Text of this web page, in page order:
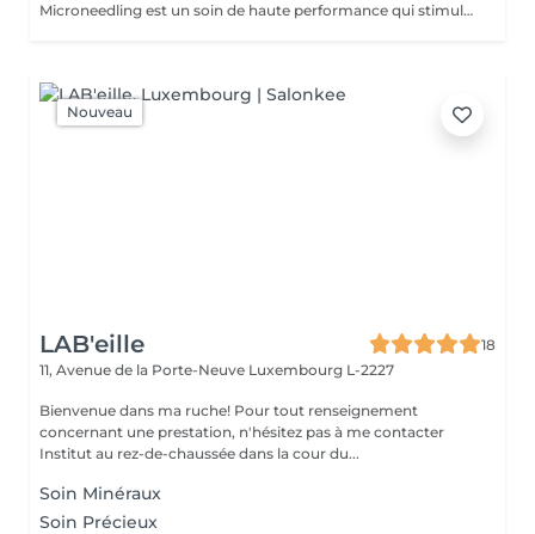
Microneedling est un soin de haute performance qui stimule naturellement la régénération cellulaire grâce à de micro-perforations contrôlées dans la peau. Ce processus active la production de collagène et d'élastine, améliorant visiblement la texture, la fermeté et la luminosité du visage. Indications principales du Microneedling : Acné & cicatrices d'acné réduit les marques, resserre les pores et lisse la surface cutanée. Taches pigmentaires & teint irrégulier atténue les taches brunes, le teint terne et uniformise la peau. Mélasma aide à contrôler l'hyperpigmentation hormonale grâce à une régulation douce de la mélanine. Effet Lifting naturel raffermit la peau et redéfinit les contours du visage sans chirurgie. Hydratation profonde améliore la pénétration des actifs hydratants et repulpe la peau. Uniformisation du teint stimule le renouvellement cellulaire et illumine le visage. Cicatrices & vergetures lisse les irrégularités et régénère les tissus abîmés. Régulation hormonale cutanée équilibre la production de sébum et réduit les imperfections liées aux variations hormonales. Stimulation de la pousse des poils / sourcils / barbe active la microcirculation et renforce les follicules pileux. Autres bienfaits : Rajeunissement global du visage, cou et décolleté Réduction des rides fines et ridules Amélioration de la fermeté et de l'élasticité Optimisation de l'absorption des sérums et principes actifs Peau visiblement plus douce, lumineuse et tonifiée Pourquoi choisir le Microneedling chez Lux Studio ? Chez Lux Studio Esthétique Avancée, nous utilisons des serums professionnels stériles adaptés à chaque besoin : anti-âge, hydratant, éclaircissant, anti-acné, réparateur ou stimulateur capillaire. Le soin est réalisé avec précision et suivi d'un masque apaisant et LED chromothérapie pour optimiser les résultats et minimiser les rougeurs. Durée & Résultats : Durée du soin : 60 à 90 minutes Résultats visibles dès la première séance, cumulatif après 3 à 6 traitements selon l'objectif. Contre-indications : Grossesse, allaitement, traitement anticoagulant, herpès actif, plaies ouvertes ou maladies de peau non stabilisées.
Nouveau
LAB'eille
18
11, Avenue de la Porte-Neuve Luxembourg L-2227
Bienvenue dans ma ruche! Pour tout renseignement
concernant une prestation, n'hésitez pas à me contacter
Institut au rez-de-chaussée dans la cour du...
Soin Minéraux
Soin Précieux